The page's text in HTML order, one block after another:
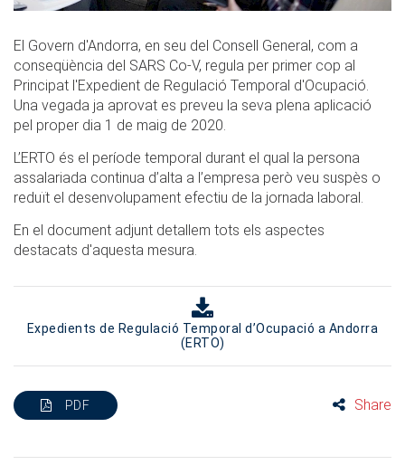
El Govern d'Andorra, en seu del Consell General, com a
conseqüència del SARS Co-V, regula per primer cop al
Principat l'Expedient de Regulació Temporal d'Ocupació.
Una vegada ja aprovat es preveu la seva plena aplicació
pel proper dia 1 de maig de 2020.
L’ERTO és el període temporal durant el qual la persona
assalariada continua d’alta a l’empresa però veu suspès o
reduït el desenvolupament efectiu de la jornada laboral.
En el document adjunt detallem tots els aspectes
destacats d'aquesta mesura.
Expedients de Regulació Temporal d’Ocupació a Andorra
(ERTO)
PDF Share